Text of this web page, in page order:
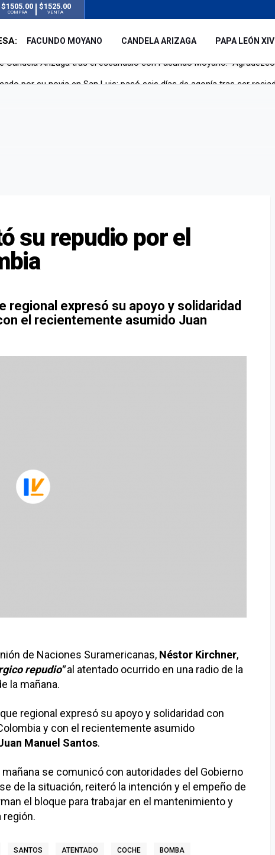
$1505.00
COMPRA
$1525.00
VENTA
FACUNDO MOYANO CANDELA ARIZAGA PAPA LEÓN XIV
su repudio por el
regional expresó su apoyo y solidaridad
el recientemente asumido Juan
de Naciones Suramericanas, Néstor Kirchner,
repudio"al atentado ocurrido en una radio de la
la mañana.
regional expresó su apoyo y solidaridad con
y con el recientemente asumido
Manuel Santos.
mañana se comunicó con autoridades del Gobierno
de la situación, reiteró la intención y el empeño de
el bloque para trabajar en el mantenimiento y
región.
SANTOS ATENTADO COCHE BOMBA